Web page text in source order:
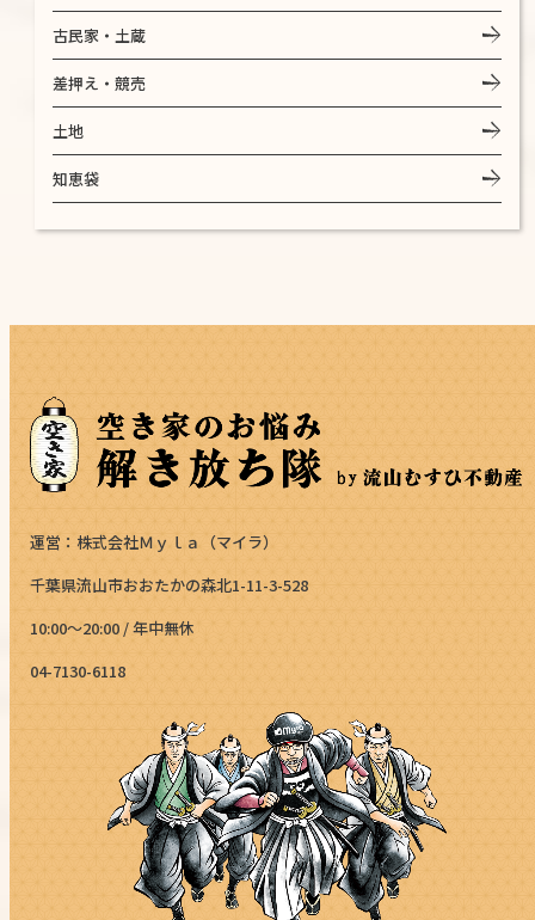
古民家・土蔵
差押え・競売
土地
知恵袋
運営：株式会社Ｍｙｌａ（マイラ）
千葉県流山市おおたかの森北1-11-3-528
10:00～20:00 / 年中無休
04-7130-6118